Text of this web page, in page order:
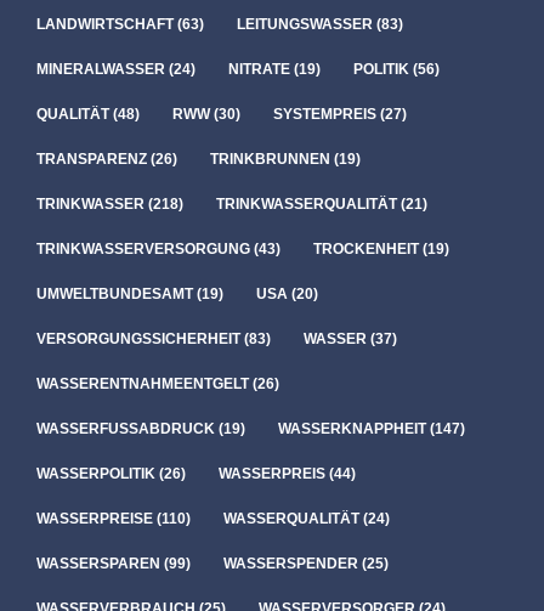
LANDWIRTSCHAFT(63) LEITUNGSWASSER (83)
MINERALWASSER (24) NITRATE (19) POLITIK (56)
QUALITÄT(48) RWW(30) SYSTEMPREIS (27)
TRANSPARENZ (26) TRINKBRUNNEN (19)
TRINKWASSER (218) TRINKWASSERQUALITÄT(21)
TRINKWASSERVERSORGUNG (43) TROCKENHEIT(19)
UMWELTBUNDESAMT(19) USA (20)
VERSORGUNGSSICHERHEIT(83) WASSER (37)
WASSERENTNAHMEENTGELT(26)
WASSERFUSSABDRUCK (19) WASSERKNAPPHEIT(147)
WASSERPOLITIK (26) WASSERPREIS (44)
WASSERPREISE (110) WASSERQUALITÄT(24)
WASSERSPAREN (99) WASSERSPENDER (25)